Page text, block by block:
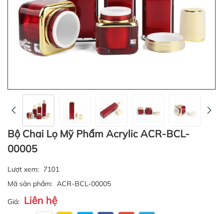
Bộ Chai Lọ Mỹ Phẩm Acrylic ACR-BCL-
00005
Lượt xem: 7101
Mã sản phẩm: ACR-BCL-00005
Giá: Liên hệ